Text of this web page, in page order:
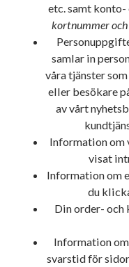
etc. samt
kortnummer och
samlar in
våra tjänster
eller besökare
av vårt
Information om
visat
Information om
du
Din order- och
Information om
svarstid för